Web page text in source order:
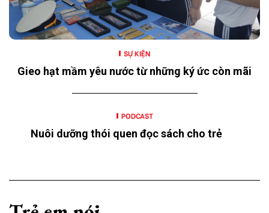
SỰ KIỆN
Gieo hạt mầm yêu nước từ những ký ức còn mãi
PODCAST
Nuôi dưỡng thói quen đọc sách cho trẻ